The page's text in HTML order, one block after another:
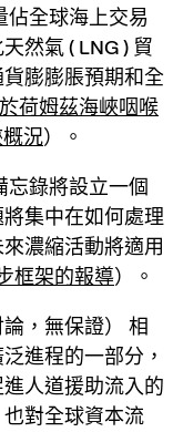
佔全球海上交易
然氣 ( LNG ) 貿
膨膨脹預期和全
荷姆茲海峽咽喉
況）。
忘錄將設立一個
集中在如何處理
濃縮活動將適用
框架的報導）。
，無保證）
相
進程的一部分，
人道援助流入的
對全球資本流